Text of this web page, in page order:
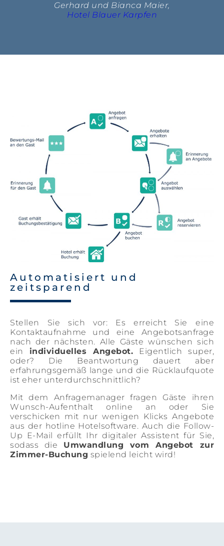
Gerhard und Bianca Maier,
Hotel Blauer Karpfen
Automatisiert und
zeitsparend
Stellen Sie sich vor: Es erreicht Sie eine
Kontaktaufnahme und eine Angebotsanfrage
nach der nächsten. Alle Gäste wünschen sich
ein individuelles Angebot. Eigentlich super,
oder? Die Beantwortung dauert aber
erfahrungsgemäß lange und die Rücklaufquote
ist eher unterdurchschnittlich?
Mit dem Anfragemanager fragen Gäste ihren
Wunsch-Aufenthalt online an oder Sie
verschicken mit nur wenigen Klicks Angebote
aus der hotline Hotelsoftware. Auch die Follow-
Up E-Mail erfüllt Ihr digitaler Assistent für Sie,
sodass die Umwandlung vom Angebot zur
Zimmer-Buchung spielend leicht wird!